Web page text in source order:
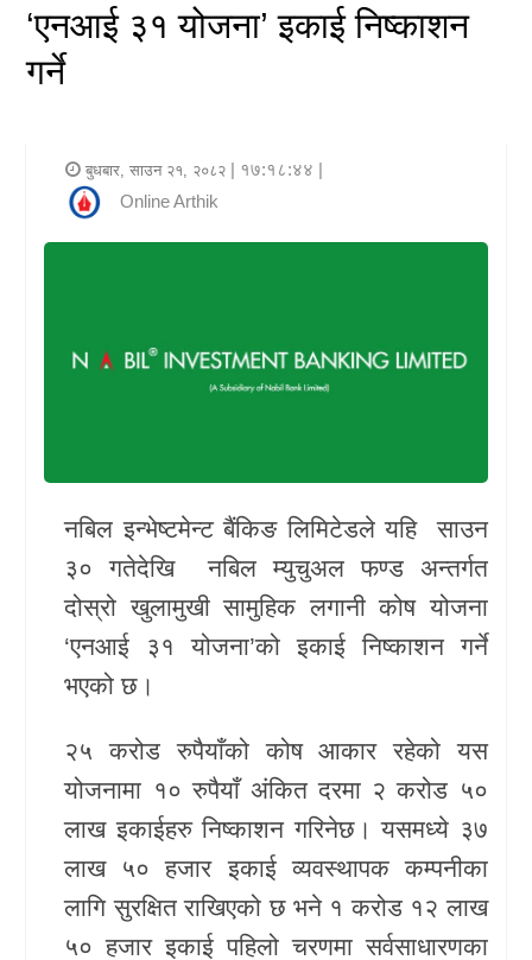
अटो
कला
राजनीति
समाचार
प्रविधि
शिक्षा
स्वास्थ्य
खेलकुद
Unicode
‘एनआई ३१ योजना’ इकाई निष्काशन
गर्ने
बुधबार, साउन २१, २०८२ | १७:१८:४४ |
Online Arthik
नबिल इन्भेष्टमेन्ट बैंकिङ लिमिटेडले यहि साउन
३० गतेदेखि नबिल म्युचुअल फण्ड अन्तर्गत
दोस्रो खुलामुखी सामुहिक लगानी कोष योजना
‘एनआई ३१ योजना’को इकाई निष्काशन गर्ने
भएको छ।
२५ करोड रुपैयाँको कोष आकार रहेको यस
योजनामा १० रुपैयाँ अंकित दरमा २ करोड ५०
लाख इकाईहरु निष्काशन गरिनेछ। यसमध्ये ३७
लाख ५० हजार इकाई व्यवस्थापक कम्पनीका
लागि सुरक्षित राखिएको छ भने १ करोड १२ लाख
५० हजार इकाई पहिलो चरणमा सर्वसाधारणका